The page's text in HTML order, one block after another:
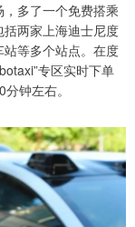
多了一个免费搭乘
两家上海迪士尼度
等多个站点。在度
专区实时下单
钟左右。